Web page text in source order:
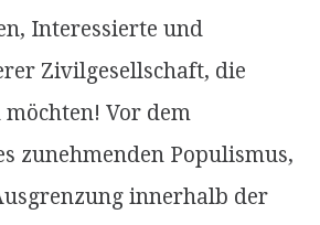
Interessierte und
Zivilgesellschaft, die
möchten! Vor dem
zunehmenden Populismus,
innerhalb der